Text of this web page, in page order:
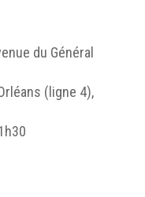
du Général
(ligne 4),